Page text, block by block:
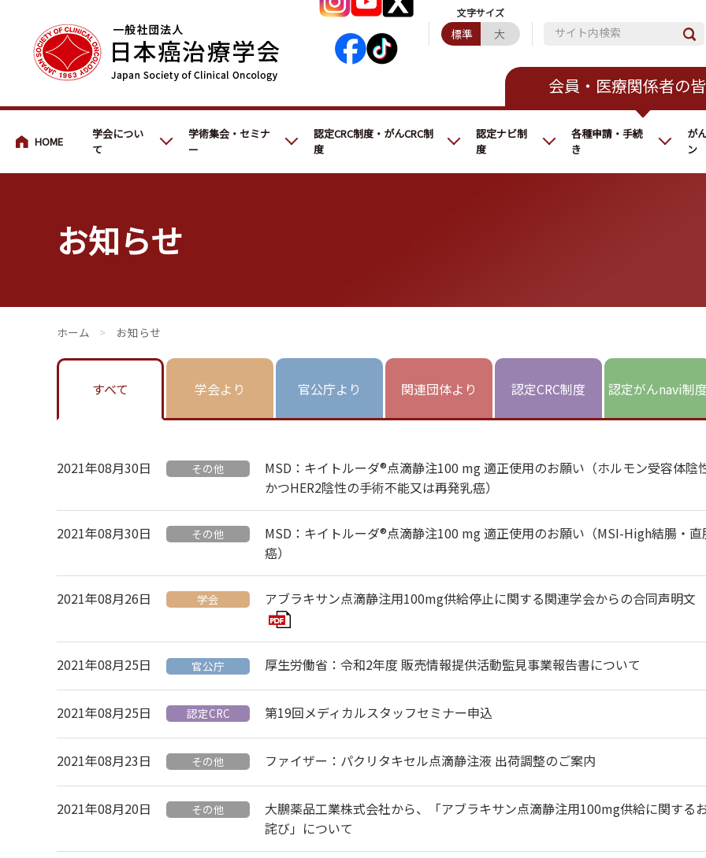
サイト内検索
標準 大
会員・医療関係者の
会員・医療関係の皆さまへ
学会につい
て
学術集会・セミナ
ー
認定CRC制度・がんCRC制
度
認定ナビ制
度
各種申請・手続
き
が
ン
お知らせ
会員・医療関係の皆さまへ
> お知らせ
すべて 学会より 官公庁より 関連団体より 認定CRC制度 認定がんnavi制度
2021年08月30日 その他
MSD：キイトルーダ®点滴静注100 mg 適正使用のお願い（ホルモン受容体陰
かつHER2陰性の手術不能又は再発乳癌）
2021年08月30日 その他
MSD：キイトルーダ®点滴静注100 mg 適正使用のお願い（MSI-High結腸・直
癌）
2021年08月26日 学会 アブラキサン点滴静注用100mg供給停止に関する関連学会からの合同声明文
2021年08月25日 官公庁 厚生労働省：令和2年度 販売情報提供活動監見事業報告書について
2021年08月25日 認定CRC 第19回メディカルスタッフセミナー申込
2021年08月23日 その他 ファイザー：パクリタキセル点滴静注液 出荷調整のご案内
2021年08月20日 その他
大鵬薬品工業株式会社から、「アブラキサン点滴静注用100mg供給に関する
詫び」について